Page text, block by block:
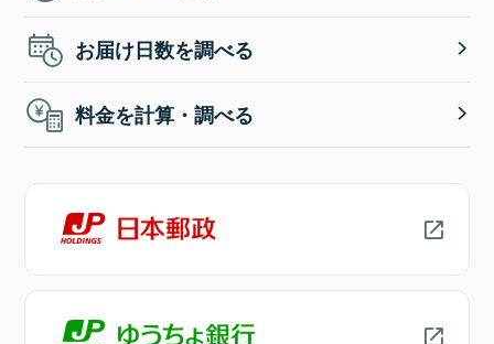
お届け日数を調べる
料金を計算・調べる